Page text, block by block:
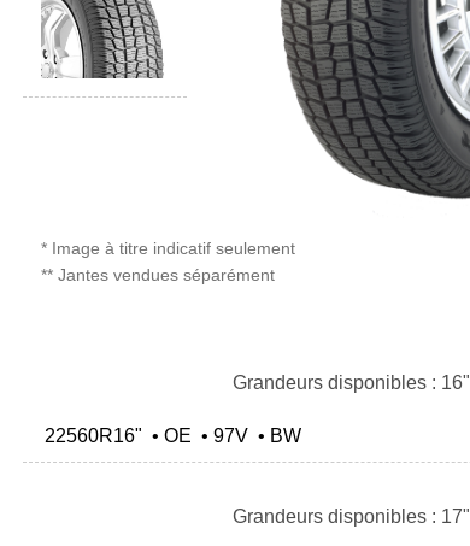
* Image à titre indicatif seulement
** Jantes vendues séparément
Grandeurs disponibles : 16"
22560R16" • OE • 97V • BW
Grandeurs disponibles : 17"